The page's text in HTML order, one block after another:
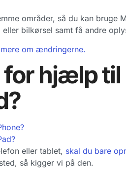
områder, så du kan bruge
bilkørsel samt få andre
om ændringerne.
hjælp til
eller tablet, skal du bare
så kigger vi på den.